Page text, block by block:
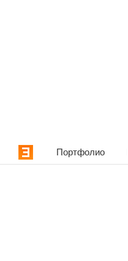
Портфолио